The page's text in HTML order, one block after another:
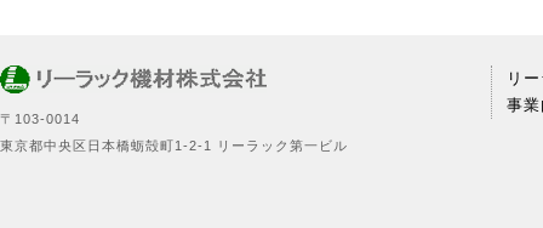
〒103‐0014
東京都中央区日本橋蛎殻町1‐2‐1 リーラック第一ビル
リ
事